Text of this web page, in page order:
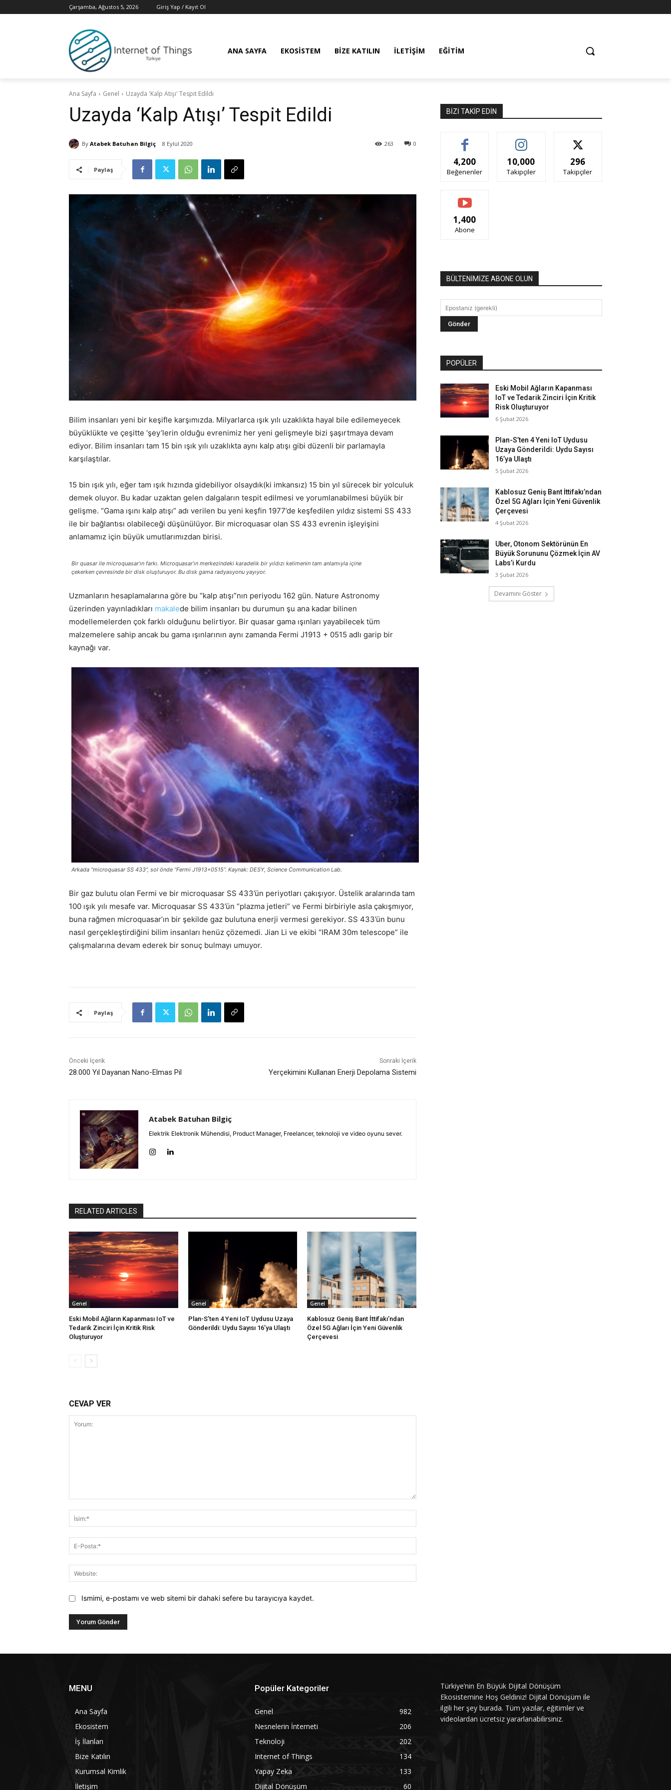
Çarşamba, Ağustos 5, 2026 Giriş Yap / Kayıt Ol
ANA SAYFA EKOSISTEM BIZE KATILIN İLETIŞIM EĞITIM
Ana Sayfa Genel Uzayda 'Kalp Atışı' Tespit Edildi
Uzayda ‘Kalp Atışı’ Tespit Edildi
By Atabek Batuhan Bilgiç 8 Eylül 2020 0
263
Paylaş
Bilim insanları yeni bir keşifle karşımızda. Milyarlarca ışık yılı uzaklıkta hayal bile edilemeyecek
büyüklükte ve çeşitte ‘şey’lerin olduğu evrenimiz her yeni gelişmeyle bizi şaşırtmaya devam
ediyor. Bilim insanları tam 15 bin ışık yılı uzaklıkta aynı kalp atışı gibi düzenli bir parlamayla
karşılaştılar.
15 bin ışık yılı, eğer tam ışık hızında gidebiliyor olsaydık(ki imkansız) 15 bin yıl sürecek bir yolculuk
demek oluyor. Bu kadar uzaktan gelen dalgaların tespit edilmesi ve yorumlanabilmesi büyük bir
gelişme. “Gama ışını kalp atışı” adı verilen bu yeni keşfin 1977’de keşfedilen yıldız sistemi SS 433
ile bir bağlantısı olabileceği düşünülüyor. Bir microquasar olan SS 433 evrenin işleyişini
anlamamız için büyük umutlarımızdan birisi.
Bir quasar ile microquasar’ın farkı. Microquasar’ın merkezindeki karadelik bir yıldızı kelimenin tam anlamıyla içine
çekerken çevresinde bir disk oluşturuyor. Bu disk gama radyasyonu yayıyor.
Uzmanların hesaplamalarına göre bu “kalp atışı”nın periyodu 162 gün. Nature Astronomy
üzerinden yayınladıkları makalede bilim insanları bu durumun şu ana kadar bilinen
modellemelerden çok farklı olduğunu belirtiyor. Bir quasar gama ışınları yayabilecek tüm
malzemelere sahip ancak bu gama ışınlarının aynı zamanda Fermi J1913 + 0515 adlı garip bir
kaynağı var.
Arkada “microquasar SS 433”, sol önde “Fermi J1913+0515”. Kaynak: DESY, Science Communication Lab.
Bir gaz bulutu olan Fermi ve bir microquasar SS 433’ün periyotları çakışıyor. Üstelik aralarında tam
100 ışık yılı mesafe var. Microquasar SS 433’ün “plazma jetleri” ve Fermi birbiriyle asla çakışmıyor,
buna rağmen microquasar’ın bir şekilde gaz bulutuna enerji vermesi gerekiyor. SS 433’ün bunu
nasıl gerçekleştirdiğini bilim insanları henüz çözemedi. Jian Li ve ekibi “IRAM 30m telescope” ile
çalışmalarına devam ederek bir sonuç bulmayı umuyor.
Paylaş
Önceki İçerik
28.000 Yıl Dayanan Nano-Elmas Pil
Sonraki İçerik
Yerçekimini Kullanan Enerji Depolama Sistemi
Atabek Batuhan Bilgiç
Elektrik Elektronik Mühendisi, Product Manager, Freelancer, teknoloji ve video oyunu sever.
RELATED ARTICLES
Genel
Eski Mobil Ağların Kapanması IoT ve
Tedarik Zinciri İçin Kritik Risk
Oluşturuyor
Genel
Plan-S’ten 4 Yeni IoT Uydusu Uzaya
Gönderildi: Uydu Sayısı 16’ya Ulaştı
Genel
Kablosuz Geniş Bant İttifakı’ndan
Özel 5G Ağları İçin Yeni Güvenlik
Çerçevesi
CEVAP VER
Posta:*
Ismimi, e-postamı ve web sitemi bir dahaki sefere bu tarayıcıya kaydet.
BIZI TAKIP EDIN
4,200
Beğenenler
10,000
Takipçiler
296
Takipçiler
1,400
Abone
BÜLTENİMİZE ABONE OLUN
POPÜLER
Eski Mobil Ağların Kapanması
IoT ve Tedarik Zinciri İçin Kritik
Risk Oluşturuyor
6 Şubat 2026
Plan-S’ten 4 Yeni IoT Uydusu
Uzaya Gönderildi: Uydu Sayısı
16’ya Ulaştı
5 Şubat 2026
Kablosuz Geniş Bant İttifakı’ndan
Özel 5G Ağları İçin Yeni Güvenlik
Çerçevesi
4 Şubat 2026
Uber, Otonom Sektörünün En
Büyük Sorununu Çözmek İçin AV
Labs’i Kurdu
3 Şubat 2026
Devamını Göster
MENU
Ana Sayfa
Ekosistem
İş İlanları
Bize Katılın
Kurumsal Kimlik
İletişim
Popüler Kategoriler
Genel
982
Nesnelerin İnterneti
206
Teknoloji
202
Internet of Things
134
Yapay Zeka
133
Dijital Dönüşüm
60
Türkiye’nin En Büyük Dijital Dönüşüm
Ekosistemine Hoş Geldiniz! Dijital Dönüşüm ile
ilgili her şey burada. Tüm yazılar, eğitimler ve
videolardan ücretsiz yararlanabilirsiniz.